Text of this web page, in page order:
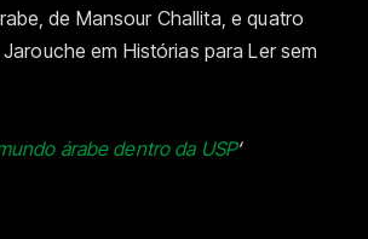
de Mansour Challita, e quatro
em Histórias para Ler sem
árabe dentro da USP‘